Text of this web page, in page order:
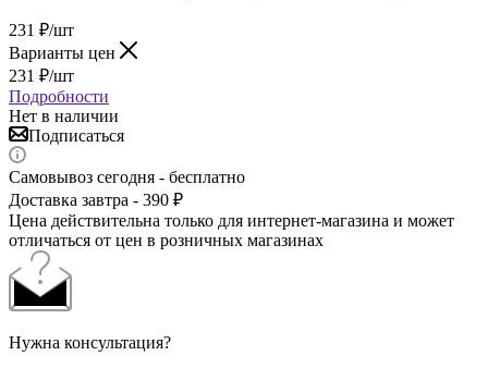
231 ₽/шт
Варианты цен
231 ₽/шт
Подробности
Нет в наличии
Подписаться
Самовывоз сегодня - бесплатно
Доставка завтра - 390 ₽
Цена действительна только для интернет-магазина и может
отличаться от цен в розничных магазинах
Нужна консультация?